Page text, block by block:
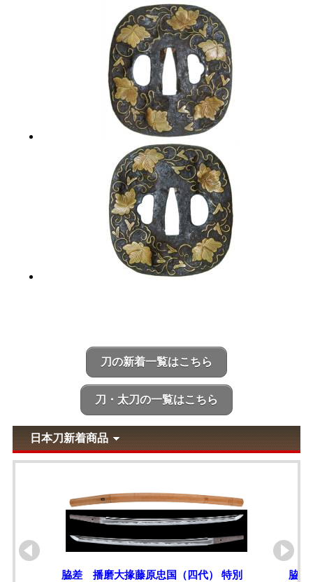
刀の新着一覧はこちら
刀・太刀の一覧はこちら
日本刀新着商品
脇差 播磨大掾藤原忠国（四代） 特別
脇